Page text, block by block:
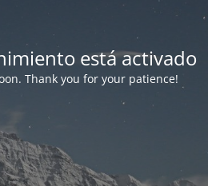
está activado
Thank you for your patience!